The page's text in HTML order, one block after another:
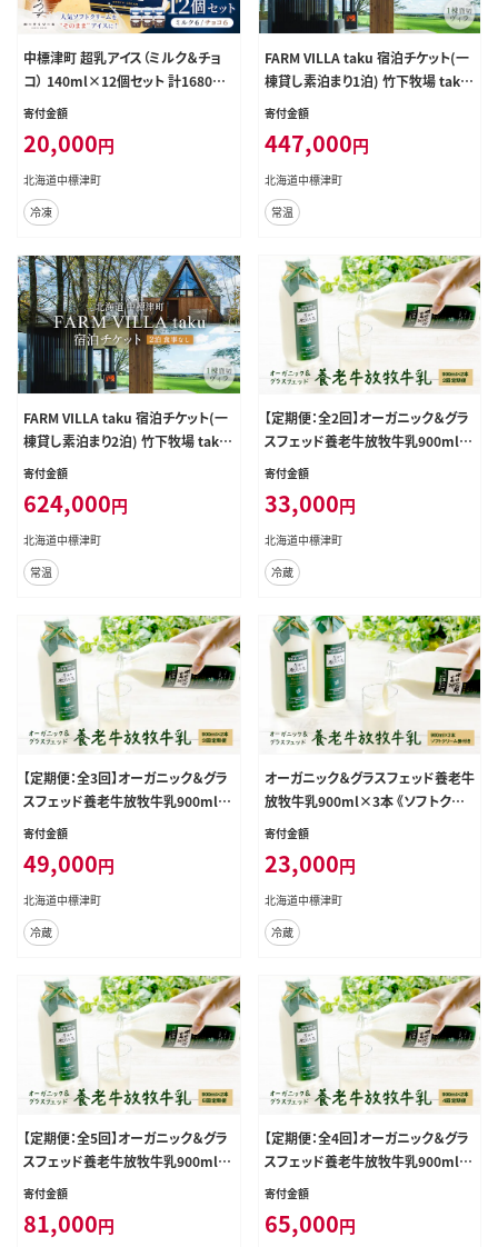
中標津町 超乳アイス（ミルク＆チョ
コ） 140ml×12個セット 計1680ml
【78002】
寄付金額
20,000円
北海道中標津町
冷凍
FARM VILLA taku 宿泊チケット(一
棟貸し素泊まり1泊) 竹下牧場 takes
hita farm【2400801】
寄付金額
447,000円
北海道中標津町
常温
FARM VILLA taku 宿泊チケット(一
棟貸し素泊まり2泊) 竹下牧場 takes
hita farm【24032】
寄付金額
624,000円
北海道中標津町
常温
【定期便：全2回】オーガニック＆グラ
スフェッド養老牛放牧牛乳900ml×
2本【1300202】
寄付金額
33,000円
北海道中標津町
冷蔵
【定期便：全3回】オーガニック＆グラ
スフェッド養老牛放牧牛乳900ml×
2本【1300302】
寄付金額
49,000円
北海道中標津町
冷蔵
オーガニック＆グラスフェッド養老牛
放牧牛乳900ml×3本 《ソフトクリ
ーム券付き》【1300102】
寄付金額
23,000円
北海道中標津町
冷蔵
【定期便：全5回】オーガニック＆グラ
スフェッド養老牛放牧牛乳900ml×
2本【1300502】
寄付金額
81,000円
【定期便：全4回】オーガニック＆グラ
スフェッド養老牛放牧牛乳900ml×
2本【1300402】
寄付金額
65,000円